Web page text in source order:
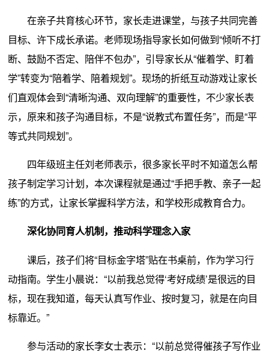
在亲子共育核心环节，家长走进课堂，与孩子共同完善
目标、许下成长承诺。老师现场指导家长如何做到“倾听不打
断、鼓励不否定、陪伴不包办”，引导家长从“催着学、盯着
学”转变为“陪着学、陪着规划”。现场的折纸互动游戏让家长
们直观体会到“清晰沟通、双向理解”的重要性，不少家长表
示，原来和孩子沟通目标，不是“说教式布置任务”，而是“平
等式共同规划”。
四年级班主任刘老师表示，很多家长平时不知道怎么帮
孩子制定学习计划，本次课程就是通过“手把手教、亲子一起
练”的方式，让家长掌握科学方法，和学校形成教育合力。
深化协同育人机制，推动科学理念入家
课后，孩子们将“目标金字塔”贴在书桌前，作为学习行
动指南。学生小晨说：“以前我总觉得‘考好成绩’是很远的目
标，现在我知道，每天认真写作业、按时复习，就是在向目
标靠近。”
参与活动的家长李女士表示：“以前总觉得催孩子写作业